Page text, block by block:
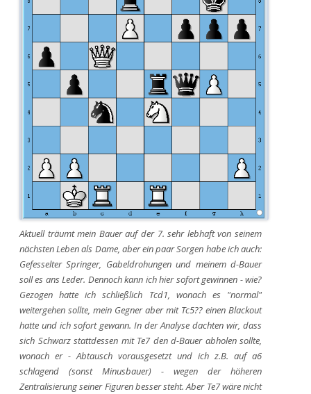
Aktuell träumt mein Bauer auf der 7. sehr lebhaft von seinem
nächsten Leben als Dame, aber ein paar Sorgen habe ich auch:
Gefesselter Springer, Gabeldrohungen und meinem d-Bauer
soll es ans Leder. Dennoch kann ich hier sofort gewinnen - wie?
Gezogen hatte ich schließlich Tcd1, wonach es "normal"
weitergehen sollte, mein Gegner aber mit Tc5?? einen Blackout
hatte und ich sofort gewann. In der Analyse dachten wir, dass
sich Schwarz stattdessen mit Te7 den d-Bauer abholen sollte,
wonach er - Abtausch vorausgesetzt und ich z.B. auf a6
schlagend (sonst Minusbauer) - wegen der höheren
Zentralisierung seiner Figuren besser steht. Aber Te7 wäre nicht